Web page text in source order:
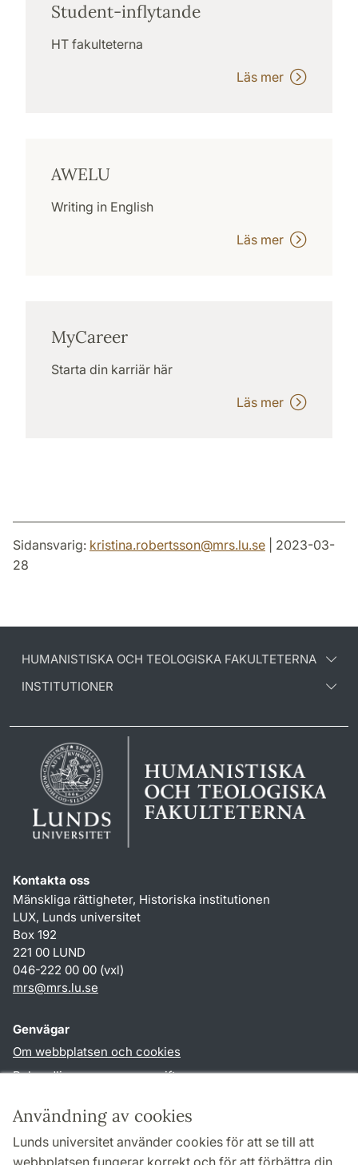
Användning av cookies
Lunds universitet använder cookies för att se till att
webbplatsen fungerar korrekt och för att förbättra din
Student-inflytande
HT fakulteterna
Läs mer
AWELU
Writing in English
Läs mer
MyCareer
Starta din karriär här
Läs mer
Sidansvarig: kristina.robertsson@mrs.lu.se | 2023-03-
28
HUMANISTISKA OCH TEOLOGISKA FAKULTETERNA
INSTITUTIONER
Kontakta oss
Mänskliga rättigheter, Historiska institutionen
LUX, Lunds universitet
Box 192
221 00 LUND
046-222 00 00 (vxl)
mrs@mrs.lu.se
Genvägar
Om webbplatsen och cookies
Behandling av personuppgifter
TYPO3-login